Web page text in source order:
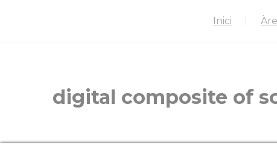
Inici
digital composite of